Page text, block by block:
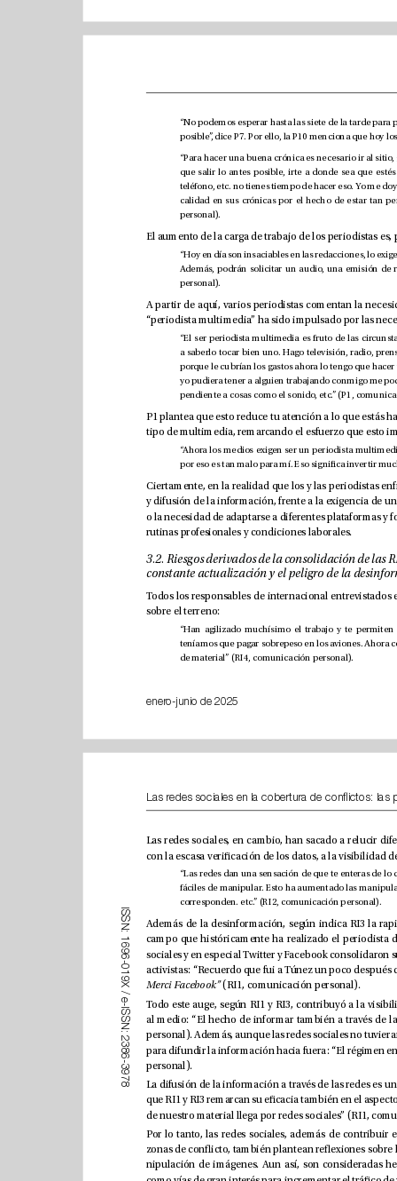
enero-junio de 2025
personal).
rutinas profesionales y condiciones laborales.
de material” (RI4, comunicación personal).
I
S
S
N
:
1
6
9
6
-
0
1
9
X
/
e
-
I
S
S
N
2
3
8
6
-
3
9
7
8
corresponden. etc.” (RI2, comunicación personal).
Merci Facebook” (RI1, comunicación personal).
personal).